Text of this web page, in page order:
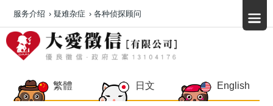
繁體 日文 English
服务介绍 › 疑难杂症 › 各种侦探顾问